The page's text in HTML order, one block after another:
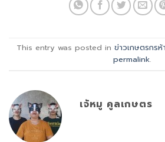
This entry was posted in ข่าวเกษตรกร
permalink.
เจ้หมู คูลเกษตร